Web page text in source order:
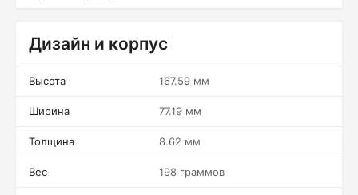
Дизайн и корпус
Высота 167.59 мм
Ширина 77.19 мм
Толщина 8.62 мм
Вес 198 граммов